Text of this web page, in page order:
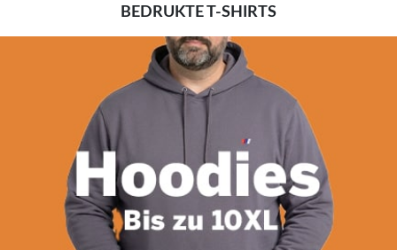
BEDRUKTE T-SHIRTS